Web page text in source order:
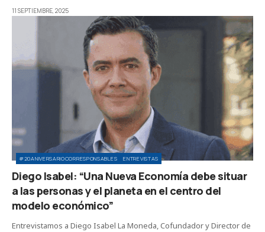
11 SEPTIEMBRE, 2025
#20ANIVERSARIOCORRESPONSABLES ENTREVISTAS
Diego Isabel: “Una Nueva Economía debe situar
a las personas y el planeta en el centro del
modelo económico”
Entrevistamos a Diego Isabel La Moneda, Cofundador y Director de